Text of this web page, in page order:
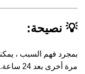
💡 نصيحة:
بمجرد فهم السبب ،
مرة أخرى بعد 24 ساعة. أموالك